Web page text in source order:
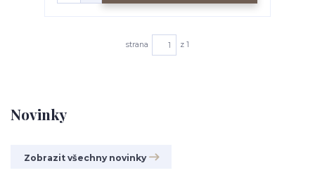
Novinky
Zobrazit všechny novinky
strana z 1